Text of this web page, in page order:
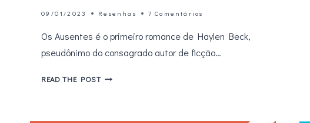
09/01/2023 Resenhas 7 Comentários
Os Ausentes é o primeiro romance de Haylen Beck,
pseudônimo do consagrado autor de ficção…
READ THE POSTOS